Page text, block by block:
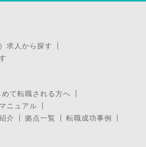
求人から探す
めて転職される方へ
ニュアル
介
拠点一覧
転職成功事例